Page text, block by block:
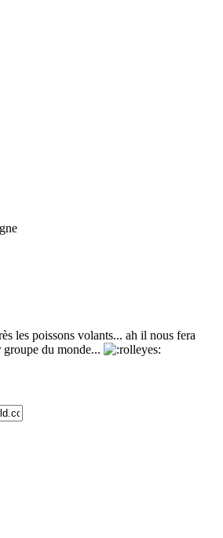
les poissons volants... ah il nous fera
du monde...